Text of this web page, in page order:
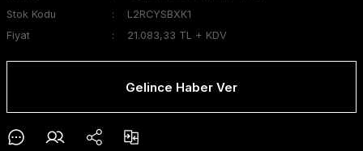
Stok Kodu
L2RCYSBXK1
Fiyat
21.083,33 TL + KDV
Gelince Haber Ver